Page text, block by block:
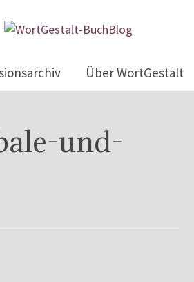
Über WortGestalt
und-